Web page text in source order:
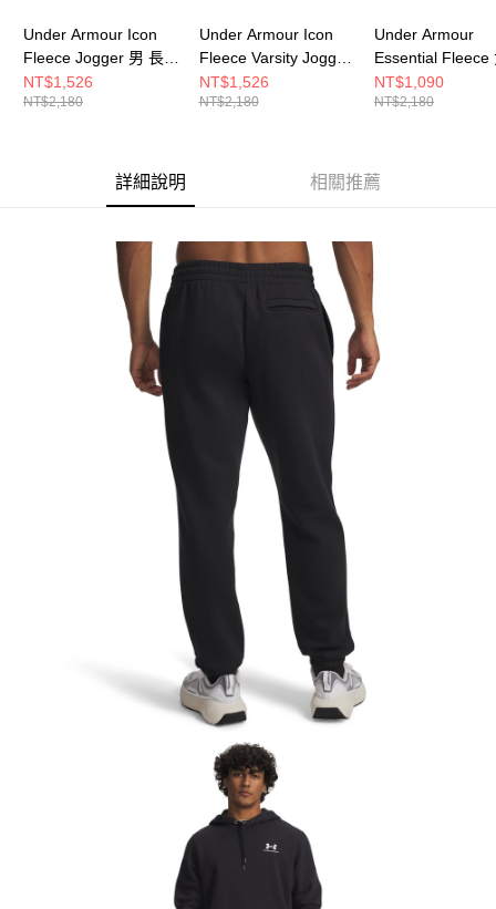
Under Armour Icon
Fleece Jogger 男 長褲
1373882-013
NT$1,526
NT$2,180
Under Armour Icon
Fleece Varsity Jogger
女 長褲 6010981-001
NT$1,526
NT$2,180
Under Armour
Essential Fleece
袖上衣
NT$1,090
NT$2,180
詳細說明 相關推薦